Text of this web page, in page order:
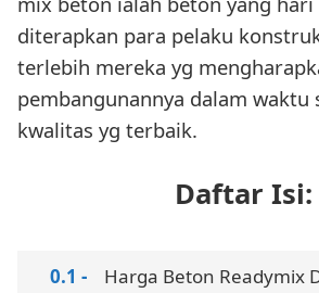
diterapkan para pelaku
terlebih mereka yg
pembangunannya dalam waktu
kwalitas yg terbaik.
Daftar Isi:
Harga Beton Readymix